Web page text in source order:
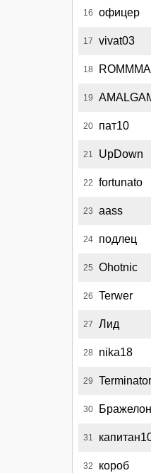
16 офицер
17 vivat03
18 ROMMMA
19
20 пат10
21 UpDown
22 fortunato
23 aass
24 подлец
25 Ohotnic
26 Terwer
27 Лид
28 nika18
29
30 Бражелон
31
32 короб